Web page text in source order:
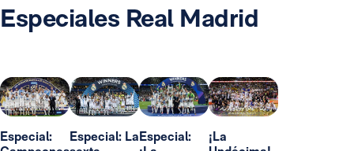
Especiales Real Madrid
Especial:
Especial: LaEspecial:
¡La